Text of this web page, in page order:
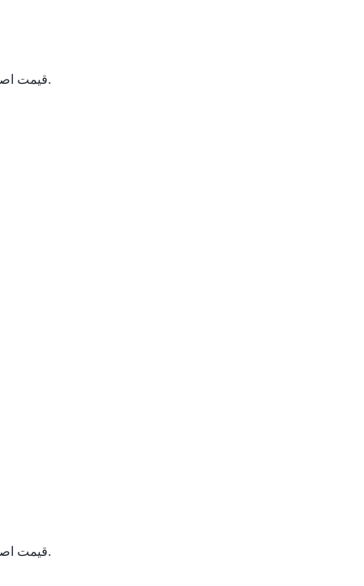
قیمت اصلی: 660,000قیمت فعلی: 439,000 تومان.
قیمت اصلی: 683,000قیمت فعلی: 490,000 تومان.